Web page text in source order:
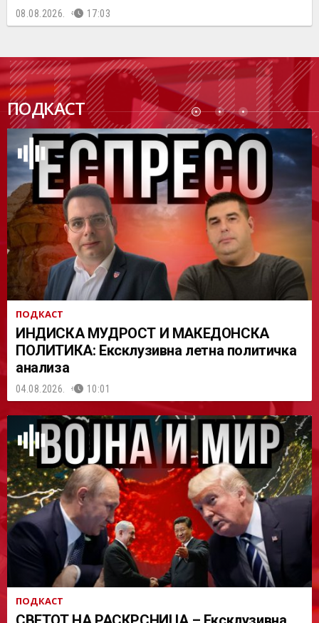
08.08.2026. 17:03
ПОДКАСТ
ПОДК
АСТ
ПОДКАСТ
ИНДИСКА МУДРОСТ И МАКЕДОНСКА
ПОЛИТИКА: Ексклузивна летна политичка
анализа
04.08.2026. 10:01
ПОДКАСТ